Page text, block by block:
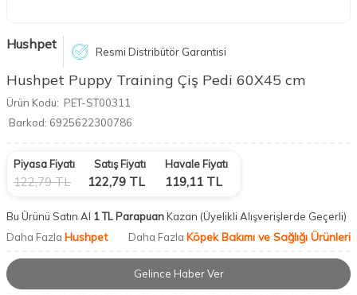
Hushpet Resmi Distribütör Garantisi
Hushpet Puppy Training Çiş Pedi 60X45 cm
Ürün Kodu: PET-ST00311
Barkod: 6925622300786
Piyasa Fiyatı
122,79TL
Satış Fiyatı
122,79 TL
Havale Fiyatı
119,11 TL
Bu Ürünü Satın Al 1 TL ParapuanKazan (Üyelikli Alışverişlerde Geçerli)
Daha Fazla Hushpet Daha Fazla Köpek Bakımı ve Sağlığı Ürünleri
Gelince Haber Ver